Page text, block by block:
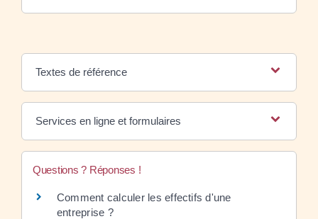
Textes de référence
Services en ligne et formulaires
Questions ? Réponses !
Comment calculer les effectifs d'une
entreprise ?